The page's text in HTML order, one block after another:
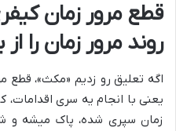
قطع مرور زمان
روند مرور زمان را
اگه تعلیق رو زدیم «مکث»، قطع
یعنی با انجام یه سری اقدامات،
زمان سپری شده، پاک میشه و